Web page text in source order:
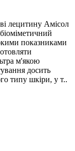
лецитину Амісол
показниками
м'якою
досить
типу шкіри, у т..